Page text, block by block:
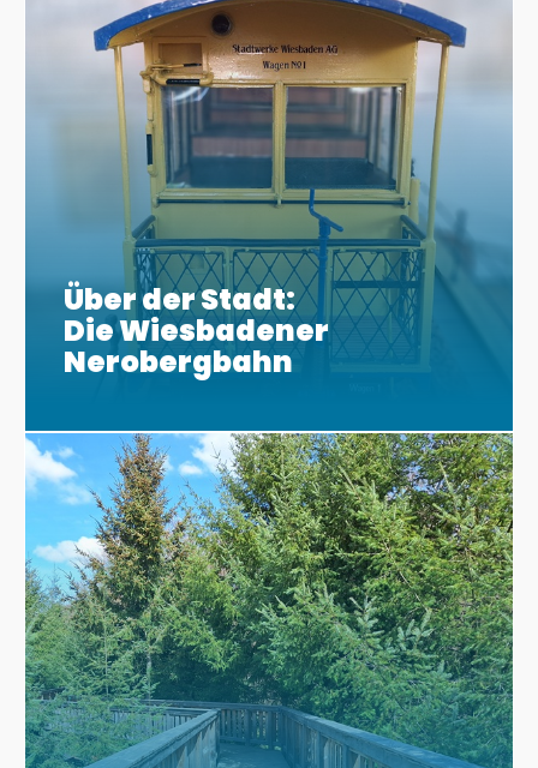
Über der Stadt:
Die Wiesbadener
Nerobergbahn